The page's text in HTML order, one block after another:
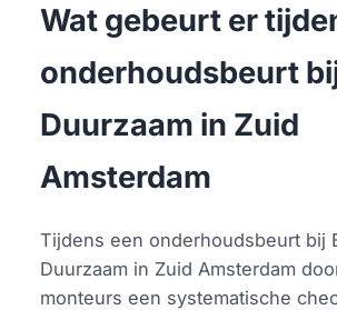
Wat gebeurt er
onderhoudsbeurt
Duurzaam in Zuid
Amsterdam
Tijdens een onderhoudsbeurt bij
Duurzaam in Zuid Amsterdam
monteurs een systematische